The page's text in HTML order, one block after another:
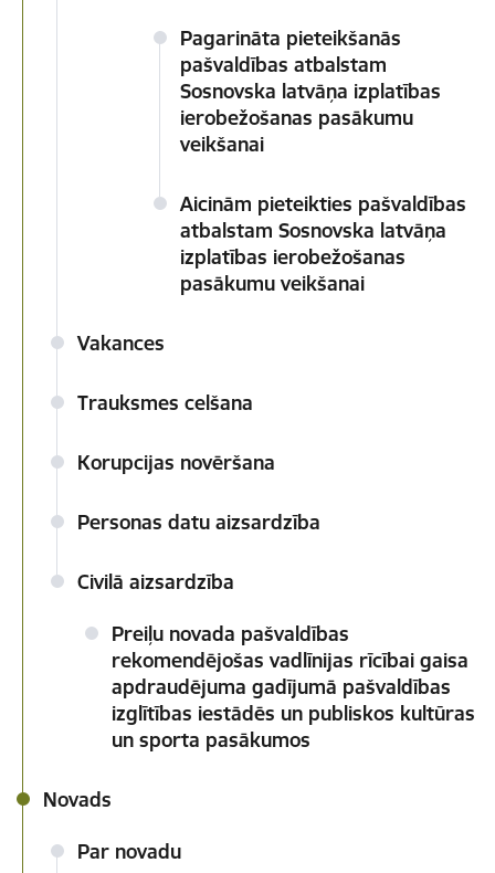
Pagarināta pieteikšanās
pašvaldības atbalstam
Sosnovska latvāņa izplatības
ierobežošanas pasākumu
veikšanai
Aicinām pieteikties pašvaldības
atbalstam Sosnovska latvāņa
izplatības ierobežošanas
pasākumu veikšanai
Vakances
Trauksmes celšana
Korupcijas novēršana
Personas datu aizsardzība
Civilā aizsardzība
Preiļu novada pašvaldības
rekomendējošas vadlīnijas rīcībai gaisa
apdraudējuma gadījumā pašvaldības
izglītības iestādēs un publiskos kultūras
un sporta pasākumos
Novads
Par novadu